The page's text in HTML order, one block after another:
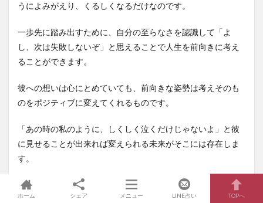
うによみがえり、くるしくなるだけなのです。
一歩先に踏み出すために、自分の至らなさを認識して「よ
し、次は失敗しないぞ」と思えることで人生を前向きに考え
ることができます。
彼への想いは心にとめていても、前向きな姿勢は考えそのも
のをポジティブに変えてくれるものです。
「あの時の私のように、しくしく泣くだけじゃないよ」と彼
に見せることが出来れば変えられる未来がそこには存在しま
す。
あなたは彼との別れに向き合うことで、立ちることができる
のです。
ホーム シェア メニュー LINE占い TOPへ